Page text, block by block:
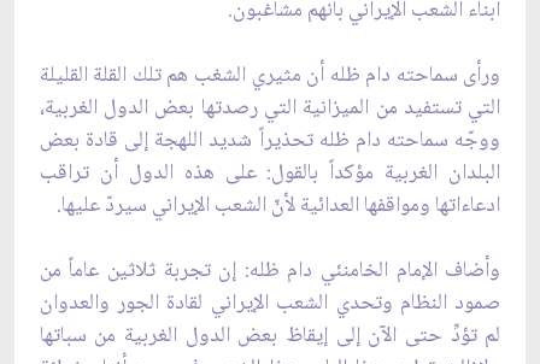
أبناء الشعب الإيراني بأنهم مشاغبون.
ورأى سماحته دام ظله أن مثيري الشغب هم تلك القلة القليلة
التي تستفيد من الميزانية التي رصدتها بعض الدول الغربية،
ووجّه سماحته دام ظله تحذيراً شديد اللهجة إلى قادة بعض
البلدان الغربية مؤكداً بالقول: على هذه الدول أن تراقب
ادعاءاتها ومواقفها العدائية لأنّ الشعب الإيراني سيردّ عليها.
وأضاف الإمام الخامنئي دام ظله: إن تجربة ثلاثين عاماً من
صمود النظام وتحدي الشعب الإيراني لقادة الجور والعدوان
لم تؤدِّ حتى الآن إلى إيقاظ بعض الدول الغربية من سباتها